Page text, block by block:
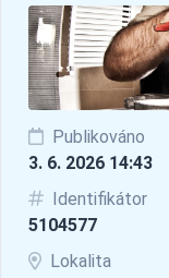
Publikováno
3. 6. 2026 14:43
Identifikátor
5104577
Lokalita